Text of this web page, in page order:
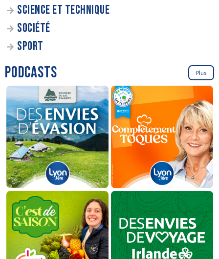
SCIENCE ET TECHNIQUE
SOCIÉTÉ
SPORT
PODCASTS Plus